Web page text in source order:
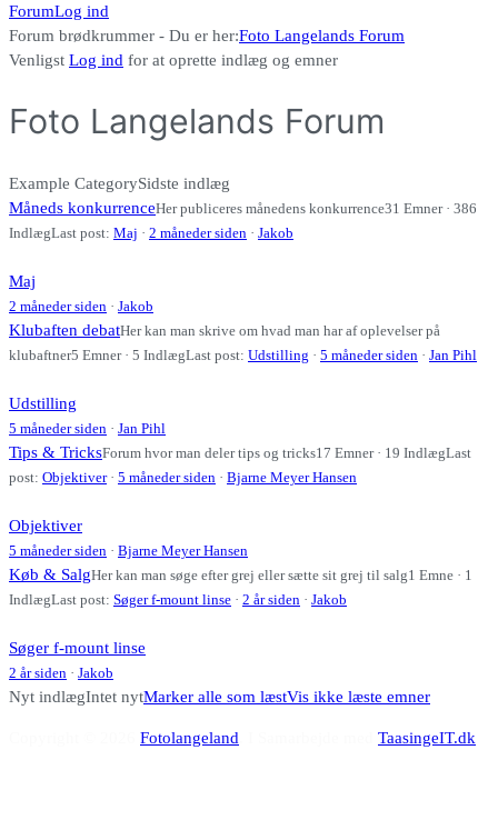
ForumLog ind
Forum brødkrummer - Du er her:Foto Langelands Forum
Venligst Log ind for at oprette indlæg og emner
Foto Langelands Forum
Example CategorySidste indlæg
Måneds konkurrenceHer publiceres månedens konkurrence31 Emner · 386
IndlægLast post: Maj · 2 måneder siden · Jakob
Maj
2 måneder siden · Jakob
Klubaften debatHer kan man skrive om hvad man har af oplevelser på
klubaftner5 Emner · 5 IndlægLast post: Udstilling · 5 måneder siden · Jan Pihl
Udstilling
5 måneder siden · Jan Pihl
Tips & TricksForum hvor man deler tips og tricks17 Emner · 19 IndlægLast
post: Objektiver· 5 måneder siden · Bjarne Meyer Hansen
Objektiver
5 måneder siden · Bjarne Meyer Hansen
Køb & SalgHer kan man søge efter grej eller sætte sit grej til salg1 Emne · 1
IndlægLast post: Søger f-mount linse · 2 år siden · Jakob
Søger f-mount linse
2 år siden · Jakob
Nyt indlægIntet nytMarker alle som læstVis ikke læste emner
Fotolangeland TaasingeIT.dk